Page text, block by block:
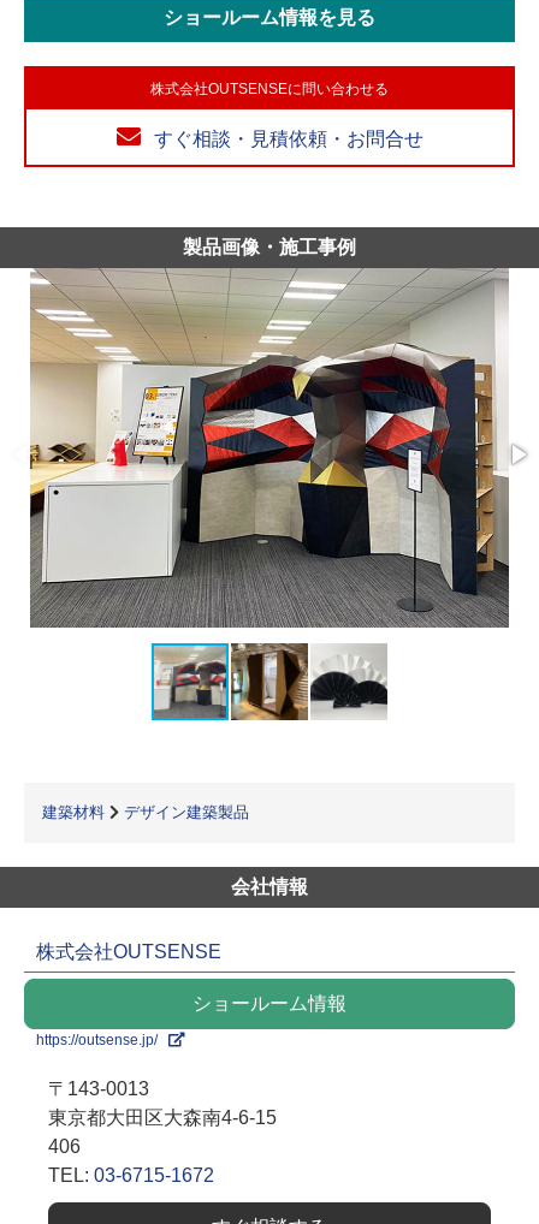
ショールーム情報を見る
株式会社OUTSENSEに問い合わせる
すぐ相談・見積依頼・お問合せ
製品画像・施工事例
建築材料 デザイン建築製品
会社情報
株式会社OUTSENSE
ショールーム情報
https://outsense.jp/
〒143-0013
東京都大田区大森南4-6-15
406
TEL: 03-6715-1672